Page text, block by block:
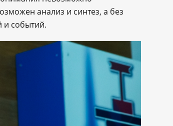
анализ и синтез, а без
и событий.